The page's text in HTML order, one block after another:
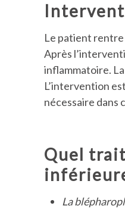
Le patient rentre
Après
inflammatoire.
L’intervention
nécessaire dans
Quel
La